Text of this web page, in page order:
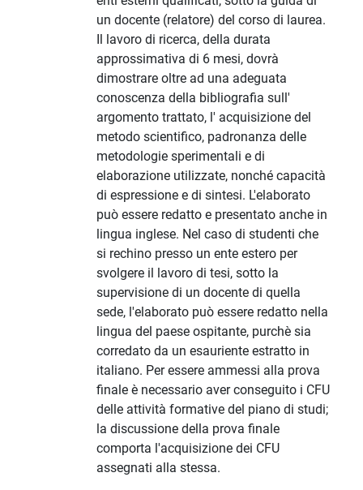
un docente (relatore) del corso di laurea.
Il lavoro di ricerca, della durata
approssimativa di 6 mesi, dovrà
dimostrare oltre ad una adeguata
conoscenza della bibliografia sull'
argomento trattato, l' acquisizione del
metodo scientifico, padronanza delle
metodologie sperimentali e di
elaborazione utilizzate, nonché capacità
di espressione e di sintesi. L'elaborato
può essere redatto e presentato anche in
lingua inglese. Nel caso di studenti che
si rechino presso un ente estero per
svolgere il lavoro di tesi, sotto la
supervisione di un docente di quella
sede, l'elaborato può essere redatto nella
lingua del paese ospitante, purchè sia
corredato da un esauriente estratto in
italiano. Per essere ammessi alla prova
finale è necessario aver conseguito i CFU
delle attività formative del piano di studi;
la discussione della prova finale
comporta l'acquisizione dei CFU
assegnati alla stessa.